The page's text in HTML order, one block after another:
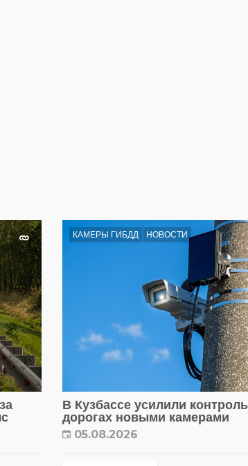
КАМЕРЫ ГИБДД НОВОСТИ
В Кузбассе усилили
дорогах новыми камерами
05.08.2026